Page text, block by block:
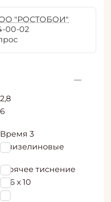
"РОСТОБОИ"
00-02
2,8
6
Время 3
Флизелиновые
Горячее тиснение
1,06 х 10
0